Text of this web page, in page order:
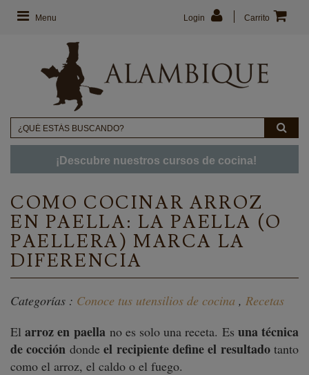
Menu Carrito
Login
¡Descubre nuestros cursos de cocina!
COMO COCINAR ARROZ
EN PAELLA: LA PAELLA (O
PAELLERA) MARCA LA
DIFERENCIA
Categorías : Conoce tus utensilios de cocina , Recetas
Elarroz en paellano es solo una receta. Es una técnica
de cocción dondeel recipiente define el resultadotanto
como el arroz, el caldo o el fuego.